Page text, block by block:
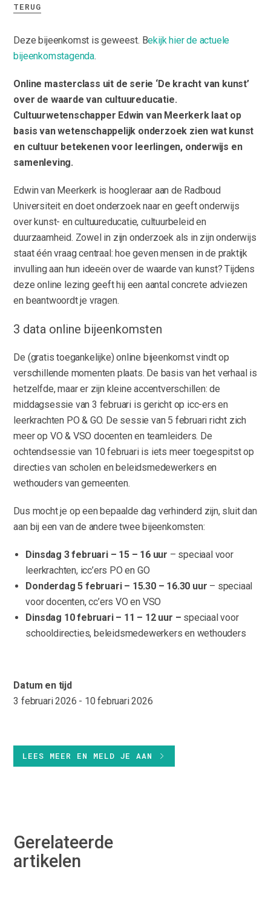
TERUG
Deze bijeenkomst is geweest. Bekijk hier de actuele
bijeenkomstagenda.
Online masterclass uit de serie ‘De kracht van kunst’
over de waarde van cultuureducatie.
Cultuurwetenschapper Edwin van Meerkerk laat op
basis van wetenschappelijk onderzoek zien wat kunst
en cultuur betekenen voor leerlingen, onderwijs en
samenleving.
Edwin van Meerkerk is hoogleraar aan de Radboud
Universiteit en doet onderzoek naar en geeft onderwijs
over kunst- en cultuureducatie, cultuurbeleid en
duurzaamheid. Zowel in zijn onderzoek als in zijn onderwijs
staat één vraag centraal: hoe geven mensen in de praktijk
invulling aan hun ideeën over de waarde van kunst? Tijdens
deze online lezing geeft hij een aantal concrete adviezen
en beantwoordt je vragen.
3 data online bijeenkomsten
De (gratis toegankelijke) online bijeenkomst vindt op
verschillende momenten plaats. De basis van het verhaal is
hetzelfde, maar er zijn kleine accentverschillen: de
middagsessie van 3 februari is gericht op icc-ers en
leerkrachten PO & GO. De sessie van 5 februari richt zich
meer op VO & VSO docenten en teamleiders. De
ochtendsessie van 10 februari is iets meer toegespitst op
directies van scholen en beleidsmedewerkers en
wethouders van gemeenten.
Dus mocht je op een bepaalde dag verhinderd zijn, sluit dan
aan bij een van de andere twee bijeenkomsten:
Dinsdag 3 februari – 15 – 16 uur – speciaal voor
leerkrachten, icc’ers PO en GO
Donderdag 5 februari – 15.30 – 16.30 uur – speciaal
voor docenten, cc’ers VO en VSO
Dinsdag 10 februari – 11 – 12 uur – speciaal voor
schooldirecties, beleidsmedewerkers en wethouders
Datum en tijd
3 februari 2026 - 10 februari 2026
LEES MEER EN MELD JE AAN
Gerelateerde
artikelen